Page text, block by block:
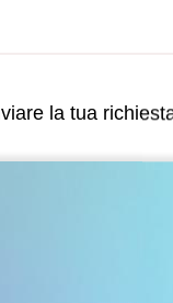
la tua